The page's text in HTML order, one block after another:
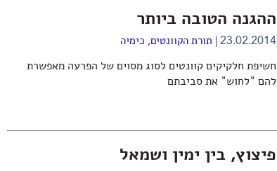
ההגנה הטובה ביותר
23.02.2014 תורת הקוונטים, כימיה
חשיפת חלקיקים קוונטים לסוג מסוים של הפרעה מאפשרת
להם "לחוש" את סביבתם
פיצוץ, בין ימין ושמאל